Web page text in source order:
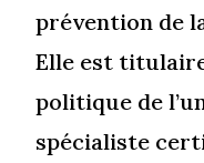
prévention de
Elle est
politique de
spécialiste